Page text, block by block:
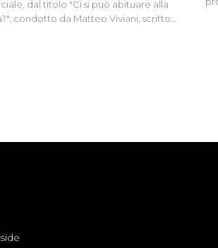
dal titolo "Ci si può abituare alla
condotto da Matteo Viviani, scritto